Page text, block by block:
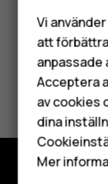
HMD
Var detta
Ja Nej
Vi
att
anpassade
Acceptera
av cookies
dina
Mer